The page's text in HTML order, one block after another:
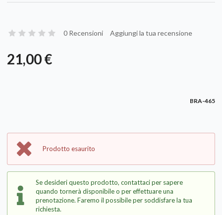
0 Recensioni Aggiungi la tua recensione
21,00 €
BRA-465
Prodotto esaurito
Se desideri questo prodotto, contattaci per sapere
quando tornerà disponibile o per effettuare una
prenotazione. Faremo il possibile per soddisfare la tua
richiesta.